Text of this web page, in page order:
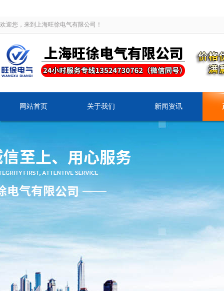
欢迎您，来到上海旺徐电气有限公司！
网站首页 关于我们 新闻资讯